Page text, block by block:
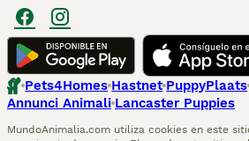
Pets4Homes Hastnet PuppyPlaats
Annunci Animali Lancaster Puppies
MundoAnimalia.com utiliza cookies en este